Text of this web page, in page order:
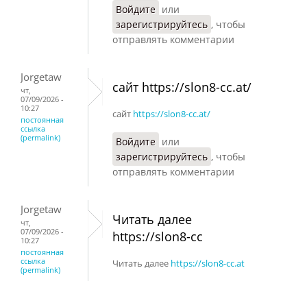
Войдите или
зарегистрируйтесь , чтобы
отправлять комментарии
Jorgetaw
чт,
07/09/2026 -
10:27
постоянная
ссылка
(permalink)
сайт https://slon8-cc.at/
сайт https://slon8-cc.at/
Войдите или
зарегистрируйтесь , чтобы
отправлять комментарии
Jorgetaw
чт,
07/09/2026 -
10:27
постоянная
ссылка
(permalink)
Читать далее
https://slon8-cc
Читать далее https://slon8-cc.at